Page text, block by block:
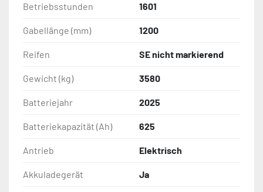
Betriebsstunden 1601
Gabellänge (mm) 1200
Reifen SE nicht markierend
Gewicht (kg) 3580
Batteriejahr 2025
Batteriekapazität (Ah) 625
Antrieb Elektrisch
Akkuladegerät Ja